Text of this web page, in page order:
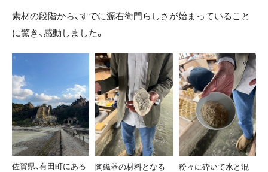
素材の段階から、すでに源右衛門らしさが始まっていること
に驚き、感動しました。
佐賀県、有田町にある
陶磁器の材料となる
粉々に砕いて水と混